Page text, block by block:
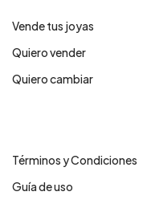
Vende tus joyas
Quiero vender
Quiero cambiar
Términos y Condiciones
Guía de uso